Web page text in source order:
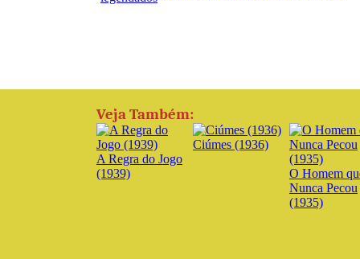
Veja Também:
A Regra do Jogo
(1939)
Ciúmes (1936)
O Homem
Nunca Pecou
(1935)